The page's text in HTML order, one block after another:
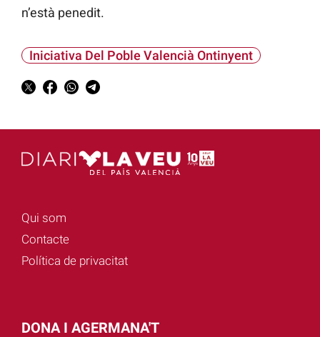
n’està penedit.
Iniciativa Del Poble Valencià Ontinyent
Qui som
Contacte
Política de privacitat
DONA I AGERMANA'T